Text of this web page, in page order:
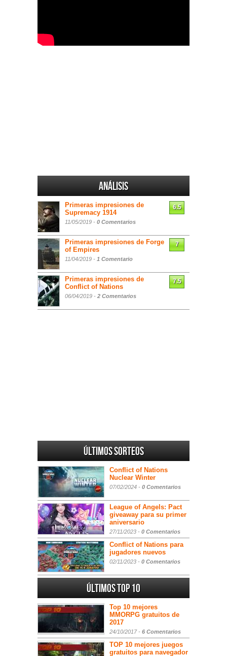
Análisis
Primeras impresiones de
Supremacy 1914
11/05/2019 - 0 Comentarios
6.5
Primeras impresiones de Forge
of Empires
11/04/2019 - 1 Comentario
7
Primeras impresiones de
Conflict of Nations
06/04/2019 - 2 Comentarios
7.5
Últimos sorteos
Conflict of Nations
Nuclear Winter
07/02/2024 - 0 Comentarios
League of Angels: Pact
giveaway para su primer
aniversario
27/11/2023 - 0 Comentarios
Conflict of Nations para
jugadores nuevos
02/11/2023 - 0 Comentarios
Últimos Top 10
Top 10 mejores
MMORPG gratuitos de
2017
24/10/2017 - 6 Comentarios
TOP 10 mejores juegos
gratuitos para navegador